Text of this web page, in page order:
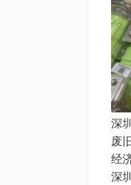
深
废
经
深